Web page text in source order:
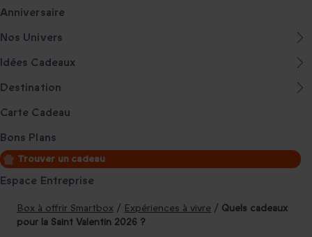
Anniversaire
Nos Univers
Idées Cadeaux
Destination
Carte Cadeau
Bons Plans
Trouver un cadeau
Espace Entreprise
Box à offrir Smartbox / Expériences à vivre / Quels cadeaux
pour la Saint Valentin 2026 ?